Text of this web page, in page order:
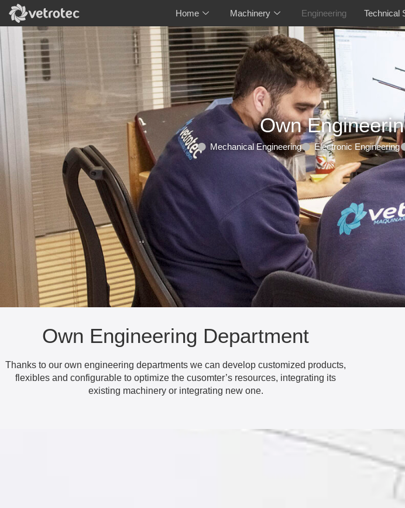
Home Machinery Engineering Technical
Own
Mechanical Engineering Electronic Engineering
Own Engineering Department
Thanks to our own engineering departments we can develop customized products,
flexibles and configurable to optimize the cusomter’s resources, integrating its
existing machinery or integrating new one.